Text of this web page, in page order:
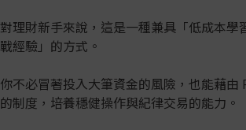
對理財新手來說，這是一種兼具「低成本學
戰經驗」的方式。
你不必冒著投入大筆資金的風險，也能藉由
的制度，培養穩健操作與紀律交易的能力。